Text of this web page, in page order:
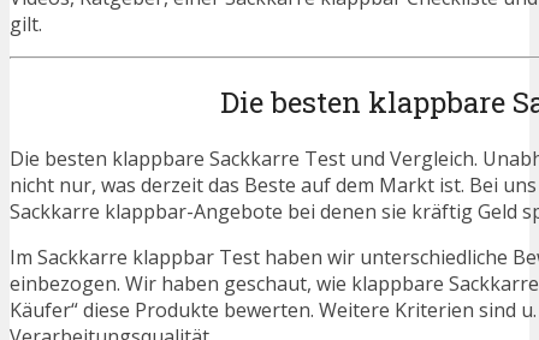
gilt.
Die besten klappbare
Die besten klappbare Sackkarre Test und Vergleich.
nicht nur, was derzeit das Beste auf dem Markt ist. Bei
Sackkarre klappbar-Angebote bei denen sie kräftig Geld
Im Sackkarre klappbar Test haben wir unterschiedliche
einbezogen. Wir haben geschaut, wie klappbare
Käufer“ diese Produkte bewerten. Weitere Kriterien sind